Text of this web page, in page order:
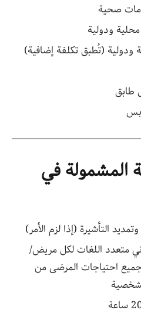
صحية
ودولية
(تُطبق تكلفة إضافية)
طابق
المشمولة في
التأشيرة (إذا لزم الأمر)
متعدد اللغات لكل مريض/
جميع احتياجات المرضى من